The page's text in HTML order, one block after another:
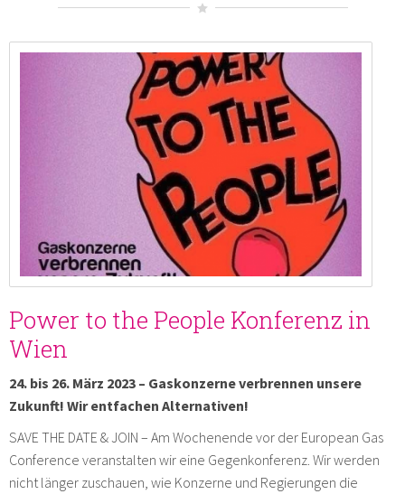
Power to the People Konferenz in
Wien
24. bis 26. März 2023 – Gaskonzerne verbrennen unsere
Zukunft! Wir entfachen Alternativen!
SAVE THE DATE & JOIN – Am Wochenende vor der European Gas
Conference veranstalten wir eine Gegenkonferenz. Wir werden
nicht länger zuschauen, wie Konzerne und Regierungen die